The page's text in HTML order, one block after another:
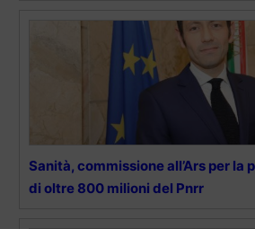
Sanità, commissione all’Ars per la
di oltre 800 milioni del Pnrr